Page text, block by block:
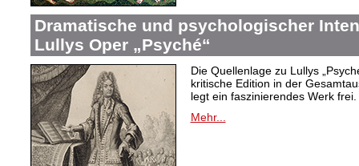
Dramatische und psychologischer
Lullys Oper „Psyché“
Die Quellenlage zu Lullys
kritische Edition in der
legt ein faszinierendes Werk frei.
Mehr...